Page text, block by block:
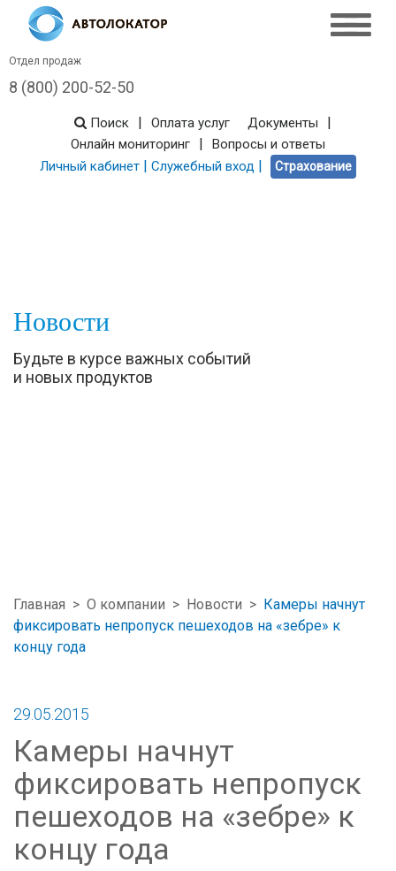
Отдел продаж
8 (800) 200-52-50
Поиск | Оплата услуг Документы |
Онлайн мониторинг |
Вопросы и ответы
Личный кабинет | Служебный вход | Страхование
Новости
Будьте в курсе важных событий
и новых продуктов
Главная > О компании > Новости > Камеры начнут
фиксировать непропуск пешеходов на «зебре» к
концу года
29.05.2015
Камеры начнут
фиксировать непропуск
пешеходов на «зебре» к
концу года